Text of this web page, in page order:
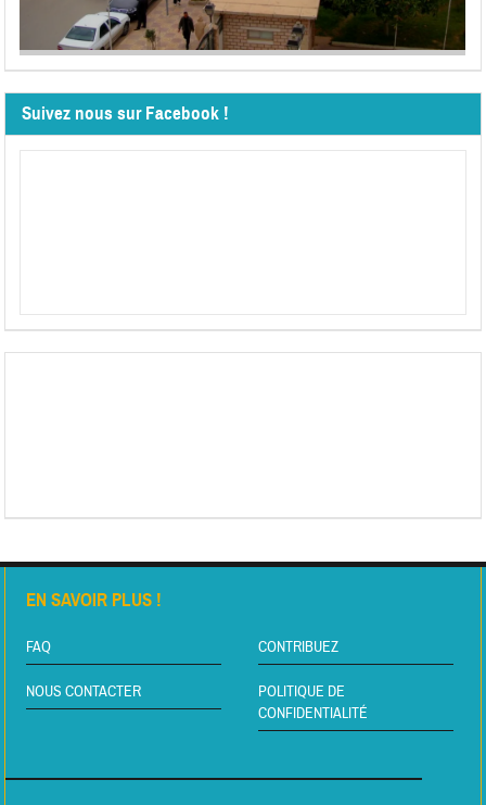
Suivez nous sur Facebook !
EN SAVOIR PLUS !
FAQ CONTRIBUEZ
NOUS CONTACTER
POLITIQUE DE
CONFIDENTIALITÉ